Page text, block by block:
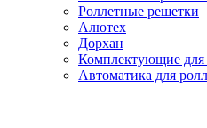
Роллетные решетки
Алютех
Дорхан
Комплектующие для
Автоматика для